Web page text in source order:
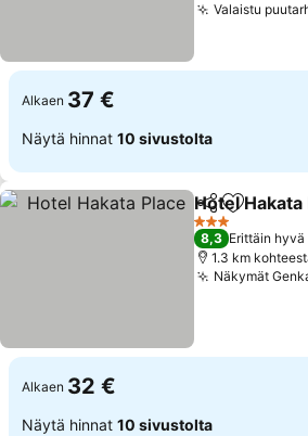
Valaistu
Alkaen 37 €
Näytä hinnat 10 sivustolta
Jaa Lisää
Hotel Hakata
3 Tähtiluokitus
8,3 Erittäin hyvä
1.3 km
Näkymät
Alkaen 32 €
Näytä hinnat 10 sivustolta